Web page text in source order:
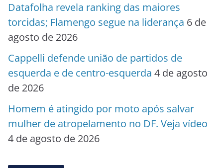
Datafolha revela ranking das maiores
torcidas; Flamengo segue na liderança 6 de
agosto de 2026
Cappelli defende união de partidos de
esquerda e de centro-esquerda 4 de agosto
de 2026
Homem é atingido por moto após salvar
mulher de atropelamento no DF. Veja vídeo
4 de agosto de 2026